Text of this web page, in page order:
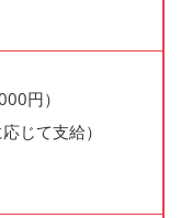
円）
じて支給）